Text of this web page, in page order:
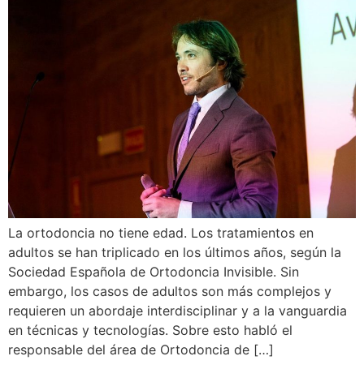
La ortodoncia no tiene edad. Los tratamientos en
adultos se han triplicado en los últimos años, según la
Sociedad Española de Ortodoncia Invisible. Sin
embargo, los casos de adultos son más complejos y
requieren un abordaje interdisciplinar y a la vanguardia
en técnicas y tecnologías. Sobre esto habló el
responsable del área de Ortodoncia de […]